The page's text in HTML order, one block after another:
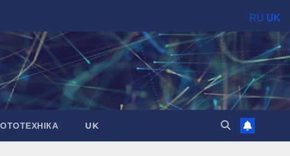
UK
RU UK